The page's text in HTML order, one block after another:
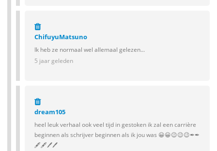
ChifuyuMatsuno
Ik heb ze normaal wel allemaal gelezen...
5 jaar geleden
dream105
heel leuk verhaal ook veel tijd in gestoken ik zal een carrière
beginnen als schrijver beginnen als ik jou was 😀😀😉😉😉✒✒
🖋🖋🖊🖊